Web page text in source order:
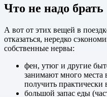
Что не надо брать
А вот от этих вещей в
отказаться, нередко
собственные нервы:
фен, утюг и другие
занимают много
получить
большой запас еды